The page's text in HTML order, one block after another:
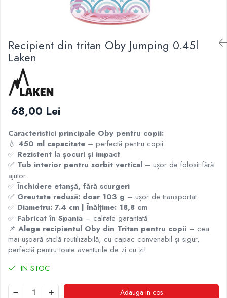
Recipient din tritan Oby Jumping 0.45l
Laken
68,00 Lei
Caracteristici principale Oby pentru copii:
💧 450 ml capacitate – perfectă pentru copii
✅ Rezistent la șocuri și impact
✅ Tub interior pentru sorbit vertical – ușor de folosit fără
ajutor
✅Închidere etanșă, fără scurgeri
✅ Greutate redusă: doar 103 g – ușor de transportat
✅ Diametru: 7.4 cm | Înălțime: 18,8 cm
✅ Fabricat în Spania – calitate garantată
📌 Alege recipientul Oby din Tritan pentru copii – cea
mai ușoară sticlă reutilizabilă, cu capac convenabil și sigur,
perfectă pentru toate aventurile de zi cu zi!
IN STOC
Adauga in cos